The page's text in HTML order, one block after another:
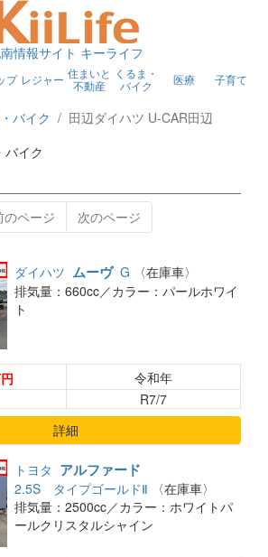
情報サイト キーライフ
プ レジャー 住まいと
不動産
くるま・
バイク
医療 子育て
バイク 田辺ダイハツ U-CAR田辺
のページ 次のページ
ダイハツ ムーヴ G
〈在庫車〉
排気量：660cc／カラー：パールホワイ
ト
令和年
R7/7
詳細
トヨタ アルファード
2.5S タイプゴールドⅡ
〈在庫車〉
排気量：2500cc／カラー：ホワイトパ
ールクリスタルシャイン